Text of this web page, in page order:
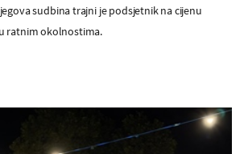
sudbina trajni je podsjetnik na cijenu
ratnim okolnostima.